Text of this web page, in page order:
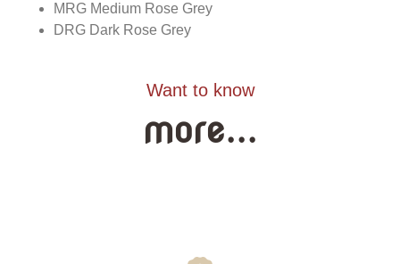
MRG Medium Rose Grey
DRG Dark Rose Grey
Want to know
more...